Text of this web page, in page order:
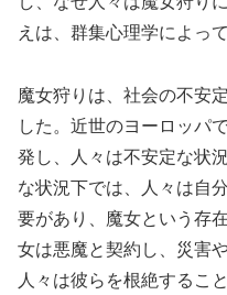
えは、群集心理学によっ
魔女狩りは、社会の不安
した。近世のヨーロッパ
発し、人々は不安定な状
な状況下では、人々は自
要があり、魔女という存
女は悪魔と契約し、災害
人々は彼らを根絶するこ